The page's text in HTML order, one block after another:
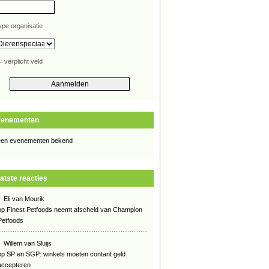
organisatie
verplicht veld
evenementen bekend
reacties
Eli van Mourik
Finest Petfoods neemt afscheid van Champion
Willem van Sluijs
SP en SGP: winkels moeten contant geld